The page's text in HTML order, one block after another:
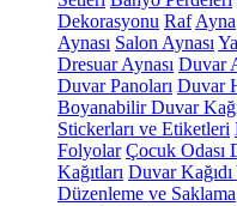
Dekorasyonu Raf Ayna
Aynası Salon Aynası
Dresuar Aynası Duvar
Duvar Panoları Duvar
Boyanabilir Duvar
Stickerları ve Etiketleri
Folyolar Çocuk Odası
Kağıtları Duvar Kağıdı
Düzenleme ve Saklama